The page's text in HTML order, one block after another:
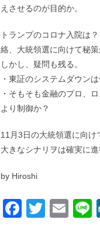
えさせるのが目的か。
トランプのコロナ入院は
絡、大統領選に向けて秘策
しかし、疑問も残る。
・東証のシステムダウン
・そもそも金融のプロ、
より制御か？
11月3日の大統領選に向け
大きなシナリヲは確実に
by Hiroshi
Twitter